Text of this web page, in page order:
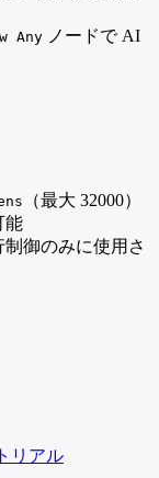
Any ノードで AI
（最大 32000）
能
御のみに使用さ
リアル